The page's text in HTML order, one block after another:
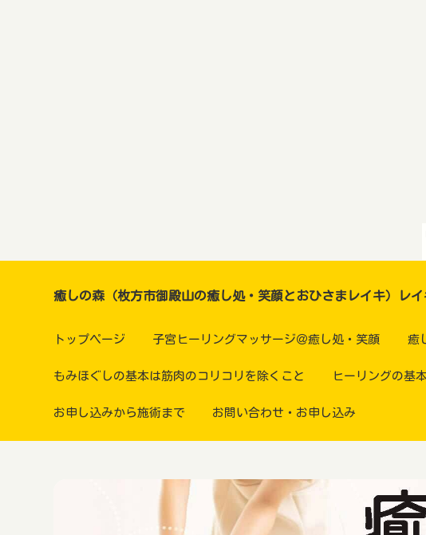
癒しの森（枚方市御殿山の癒し処・笑顔とおひさまレイキ）レ
トップページ 子宮ヒーリングマッサージ＠癒し処・笑顔 癒
もみほぐしの基本は筋肉のコリコリを除くこと ヒーリングの基
お申し込みから施術まで お問い合わせ・お申し込み